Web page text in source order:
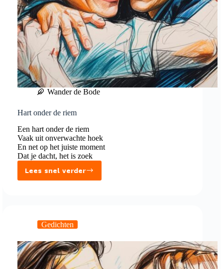
Wander de Bode
Hart onder de riem
Een hart onder de riem
Vaak uit onverwachte hoek
En net op het juiste moment
Dat je dacht, het is zoek
Lees snel verder
Hart
Gedichten